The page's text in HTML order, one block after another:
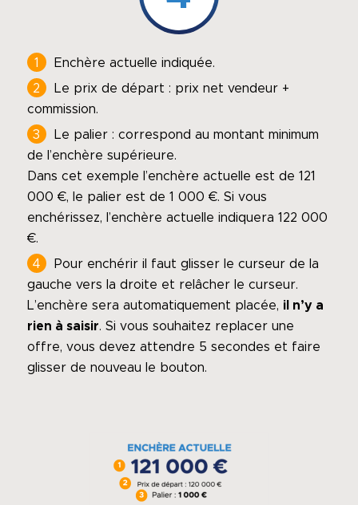
Enchère actuelle indiquée.
Le prix de départ : prix net vendeur +
commission.
Le palier : correspond au montant minimum
de l’enchère supérieure.
Dans cet exemple l’enchère actuelle est de 121
000 €, le palier est de 1 000 €. Si vous
enchérissez, l’enchère actuelle indiquera 122 000
€.
Pour enchérir il faut glisser le curseur de la
gauche vers la droite et relâcher le curseur.
L’enchère sera automatiquement placée, il n’y a
rien à saisir. Si vous souhaitez replacer une
offre, vous devez attendre 5 secondes et faire
glisser de nouveau le bouton.